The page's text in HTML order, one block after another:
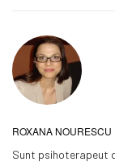
ROXANA NOURESCU
Sunt psihoterapeut